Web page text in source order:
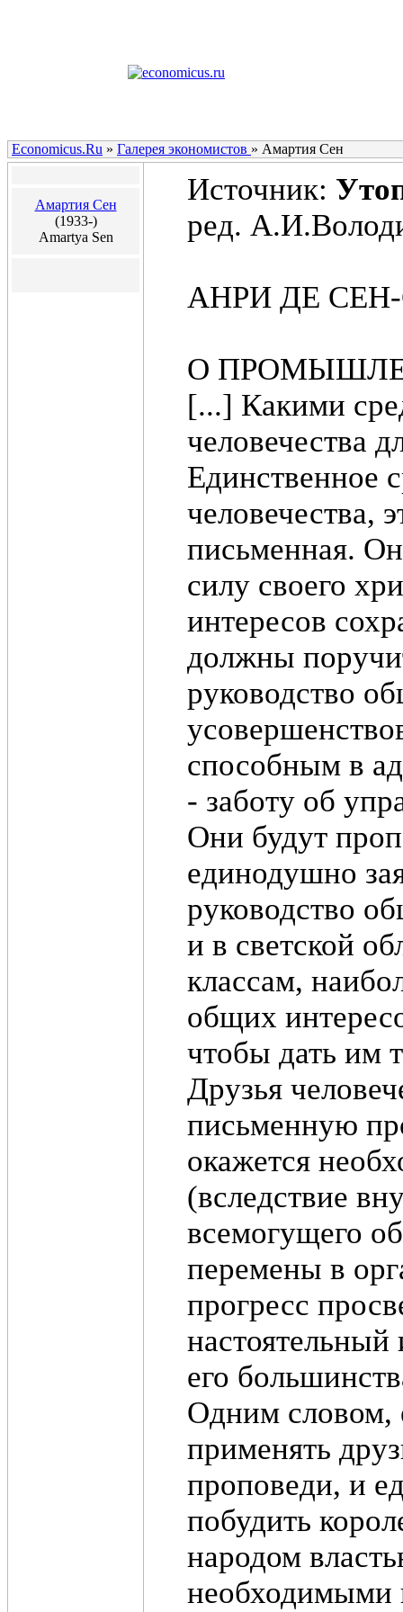
Economicus.Ru » Галерея экономистов » Амартия Сен
Амартия Сен
(1933-)
Amartya Sen
Источник:
ред.
АНРИ ДЕ
О
[...] Какими
человечества
Единственное
человечества,
письменная.
силу своего
интересов
должны
руководство
способным в
- заботу об
Они будут
единодушно
руководство
и в светской
классам,
общих
чтобы дать им
Друзья
письменную
окажется
(вследствие
всемогущего
перемены в
прогресс
его
Одним словом,
применять
проповеди, и
побудить
народом
необходимыми